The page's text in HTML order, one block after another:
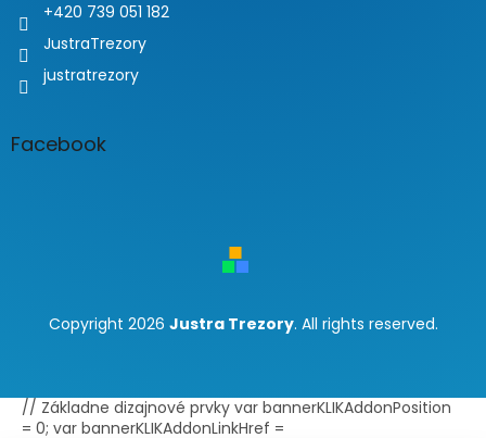
+420 739 051 182
JustraTrezory
justratrezory
Facebook
Copyright 2026 Justra Trezory. All rights reserved.
// Základne dizajnové prvky var bannerKLIKAddonPosition
= 0; var bannerKLIKAddonLinkHref =